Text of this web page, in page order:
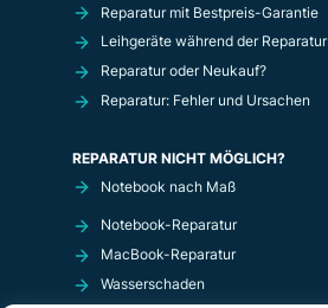
Reparatur mit Bestpreis-Garantie
Leihgeräte während der Reparatur
Reparatur oder Neukauf?
Reparatur: Fehler und Ursachen
REPARATUR NICHT MÖGLICH?
Notebook nach Maß
Notebook-Reparatur
MacBook-Reparatur
Wasserschaden